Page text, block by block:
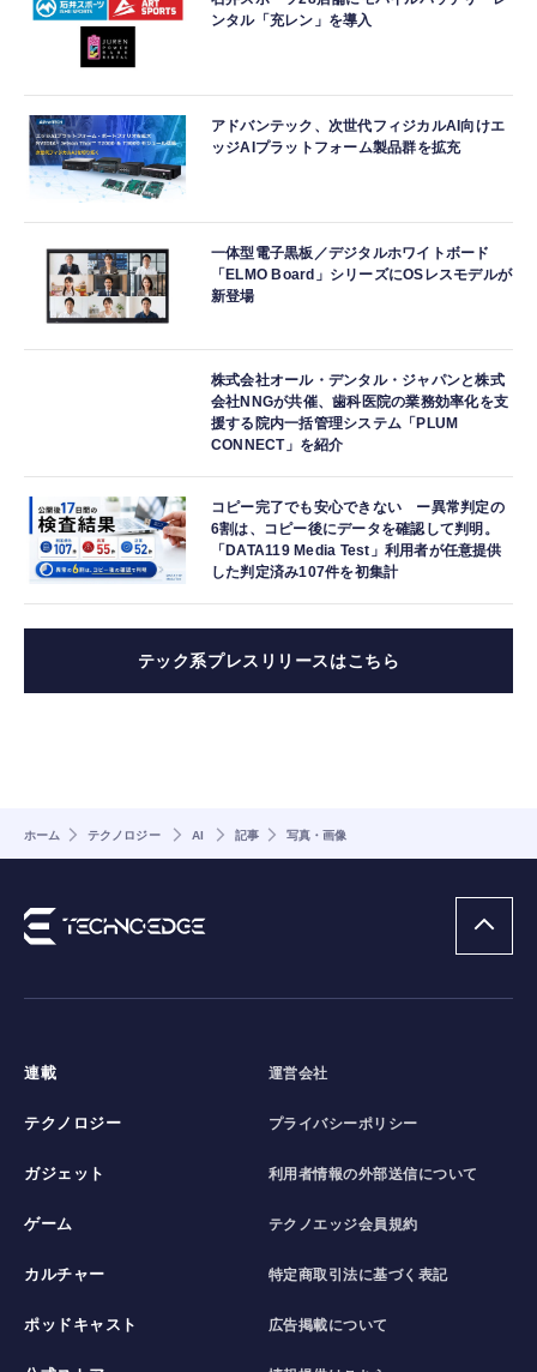
ンタル「充レン」を導入
アドバンテック、次世代フィジカルAI向けエ
ッジAIプラットフォーム製品群を拡充
一体型電子黒板／デジタルホワイトボード
「ELMO Board」シリーズにOSレスモデルが
新登場
株式会社オール・デンタル・ジャパンと株式
会社NNGが共催、歯科医院の業務効率化を支
援する院内一括管理システム「PLUM
CONNECT」を紹介
コピー完了でも安心できない ー異常判定の
6割は、コピー後にデータを確認して判明。
「DATA119 Media Test」利用者が任意提供
した判定済み107件を初集計
テック系プレスリリースはこちら
ホーム テクノロジー AI 記事 写真・画像
連載
テクノロジー
ガジェット
ゲーム
カルチャー
ポッドキャスト
運営会社
プライバシーポリシー
利用者情報の外部送信について
テクノエッジ会員規約
特定商取引法に基づく表記
広告掲載について